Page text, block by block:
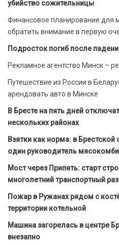
убийство сожительницы
Финансовое планирование для
обратить внимание в первую
Подросток погиб после
Рекламное агентство Минск –
Путешествие из России в
арендовать авто в Минске
В Бресте на пять дней
нескольких районах
Взятки как норма: в
один руководитель
Мост через Припять: старт
многолетний транспортный
Пожар в Ружанах рядом с
территории котельной
Машина загорелась в центре
внезапно